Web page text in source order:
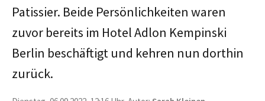
Patissier. Beide Persönlichkeiten waren
zuvor bereits im Hotel Adlon Kempinski
Berlin beschäftigt und kehren nun dorthin
zurück.